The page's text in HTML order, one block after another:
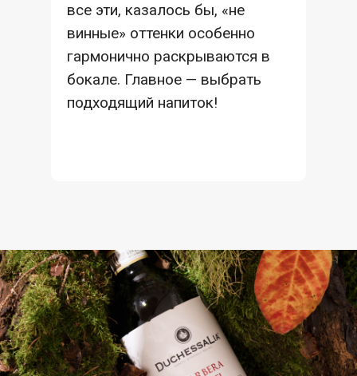
все эти, казалось бы, «не
винные» оттенки особенно
гармонично раскрываются в
бокале. Главное — выбрать
подходящий напиток!